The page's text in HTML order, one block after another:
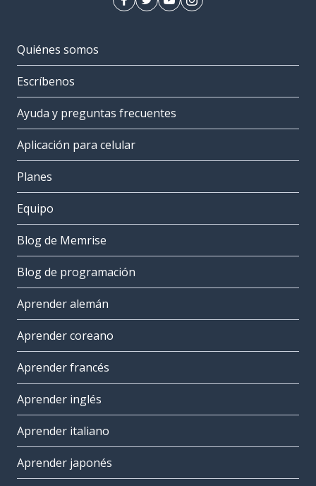
Quiénes somos
Escríbenos
Ayuda y preguntas frecuentes
Aplicación para celular
Planes
Equipo
Blog de Memrise
Blog de programación
Aprender alemán
Aprender coreano
Aprender francés
Aprender inglés
Aprender italiano
Aprender japonés